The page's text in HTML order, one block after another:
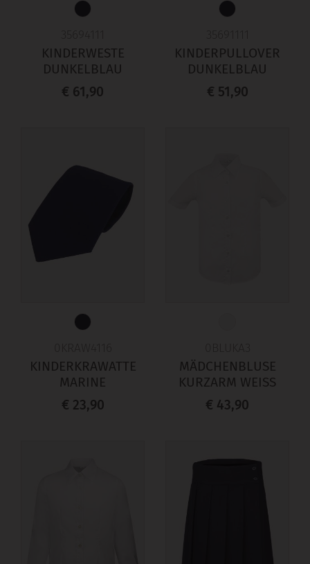
KINDERWESTE
DUNKELBLAU
€ 61,90
KINDERPULLOVER
DUNKELBLAU
€ 51,90
KINDERKRAWATTE
MARINE
€ 23,90
MÄDCHENBLUSE
KURZARM WEISS
€ 43,90